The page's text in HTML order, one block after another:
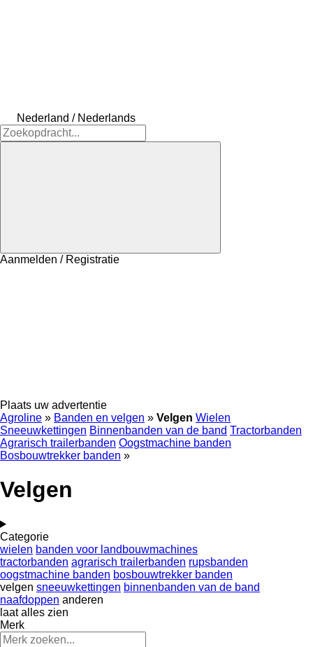
Nederland / Nederlands
Aanmelden / Registratie
Plaats uw advertentie
Agroline » Banden en velgen » Velgen Wielen
Sneeuwkettingen Binnenbanden van de band Tractorbanden
Agrarisch trailerbanden Oogstmachine banden
Bosbouwtrekker banden »
Velgen
Categorie
wielen banden voor landbouwmachines
tractorbanden agrarisch trailerbanden rupsbanden
oogstmachine banden bosbouwtrekker banden
velgen sneeuwkettingen binnenbanden van de band
naafdoppen anderen
laat alles zien
Merk